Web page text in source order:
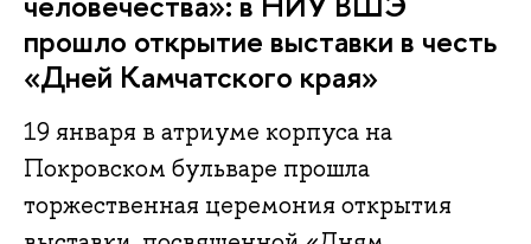
прошло открытие выставки в честь
«Дней Камчатского края»
19 января в атриуме корпуса на
Покровском бульваре прошла
торжественная церемония открытия